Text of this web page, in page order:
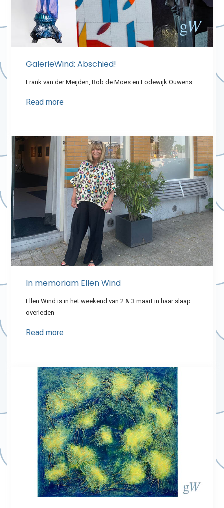
GalerieWind: Abschied!
Frank van der Meijden, Rob de Moes en Lodewijk Ouwens
Read more
In memoriam Ellen Wind
Ellen Wind is in het weekend van 2 & 3 maart in haar slaap
overleden
Read more